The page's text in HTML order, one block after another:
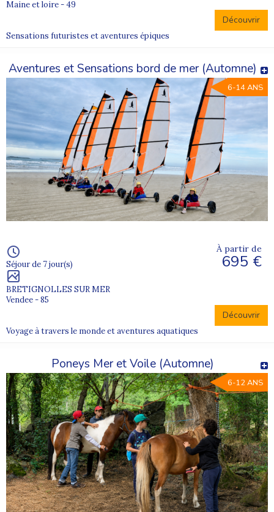
Maine et loire - 49
Découvrir
Sensations futuristes et aventures épiques
Aventures et Sensations bord de mer (Automne)
6-14 ANS
Séjour de 7 jour(s)
BRETIGNOLLES SUR MER
Vendee - 85
À partir de
695 €
Découvrir
Voyage à travers le monde et aventures aquatiques
Poneys Mer et Voile (Automne)
6-12 ANS